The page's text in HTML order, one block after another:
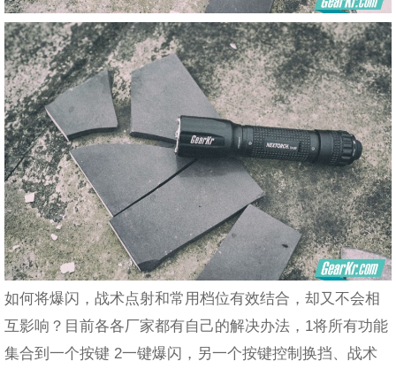
如何将爆闪，战术点射和常用档位有效结合，却又不会相
互影响？目前各各厂家都有自己的解决办法，1将所有功能
集合到一个按键 2一键爆闪，另一个按键控制换挡、战术